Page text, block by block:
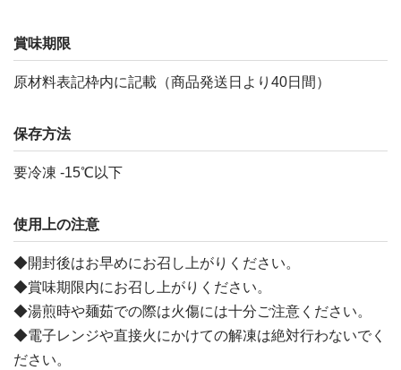
賞味期限
原材料表記枠内に記載（商品発送日より40日間）
保存方法
要冷凍 -15℃以下
使用上の注意
◆開封後はお早めにお召し上がりください。
◆賞味期限内にお召し上がりください。
◆湯煎時や麺茹での際は火傷には十分ご注意ください。
◆電子レンジや直接火にかけての解凍は絶対行わないでく
ださい。